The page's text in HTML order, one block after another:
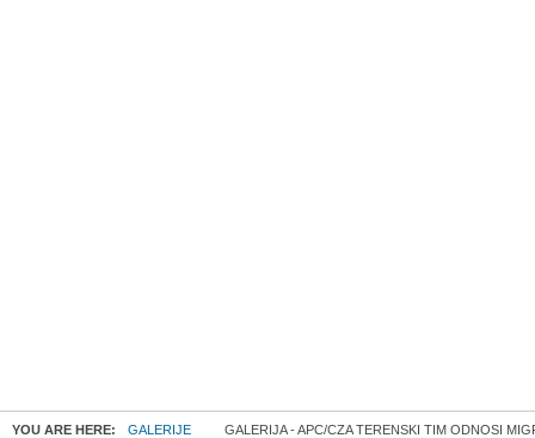
YOU ARE HERE: GALERIJE GALERIJA - APC/CZA TERENSKI TIM ODNOSI